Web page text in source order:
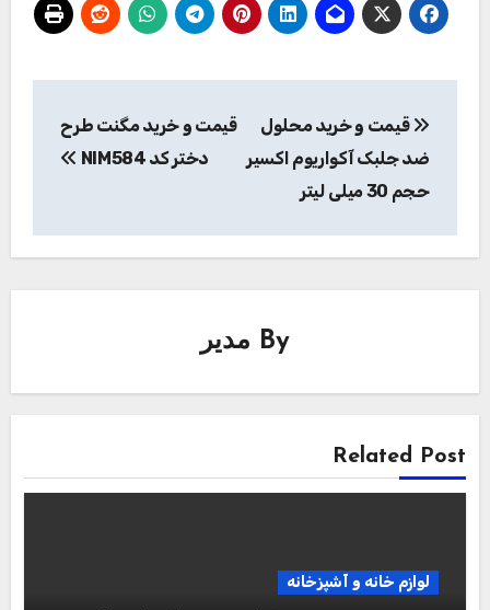
نوشته
قیمت و خرید محلول
ضد جلبک آکواریوم اکسیر
حجم 30 میلی لیتر
قیمت و خرید مگنت طرح
دختر کد NIM584
By مدیر
Related Post
لوازم خانه و آشپزخانه